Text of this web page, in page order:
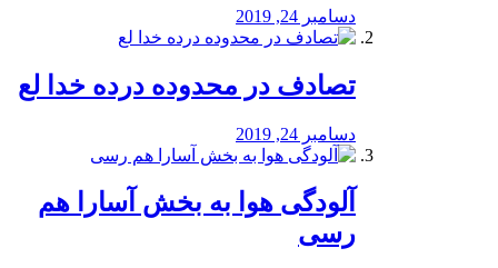
دسامبر 24, 2019
تصادف در محدوده درده خدا لع
دسامبر 24, 2019
آلودگی هوا به بخش آسارا هم
رسی